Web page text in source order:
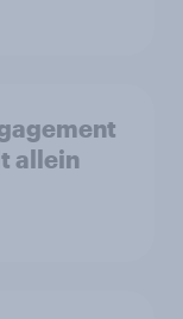
allein